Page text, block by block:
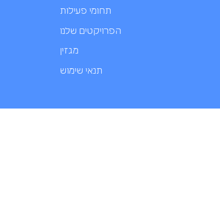
תחומי פעילות
הפרויקטים שלנו
מגזין
תנאי שימוש